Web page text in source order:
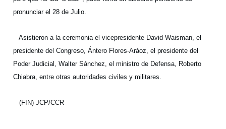
pronunciar el 28 de Julio.
Asistieron a la ceremonia el vicepresidente David Waisman, el
presidente del Congreso, Ántero Flores-Aráoz, el presidente del
Poder Judicial, Walter Sánchez, el ministro de Defensa, Roberto
Chiabra, entre otras autoridades civiles y militares.
(FIN) JCP/CCR